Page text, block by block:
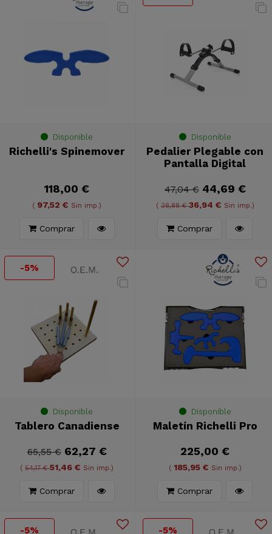
Disponible
Richelli's Spinemover
118,00 €
( 97,52 € Sin imp.)
Comprar
Disponible
Pedalier Plegable con
Pantalla Digital
47,04 € 44,69 €
( 38,88 €36,94 € Sin imp.)
Comprar
-5%
Disponible
Tablero Canadiense
65,55 € 62,27 €
(54,17 €51,46 € Sin imp.)
Comprar
Disponible
Maletín Richelli Pro
225,00 €
( 185,95 € Sin imp.)
Comprar
-5% -5%